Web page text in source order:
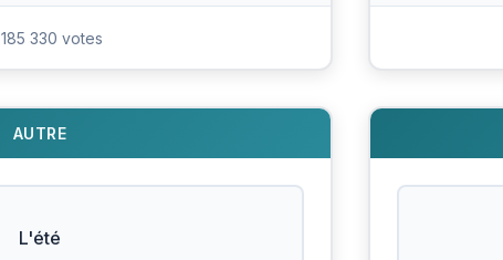
185 330 votes
AUTRE
L'été